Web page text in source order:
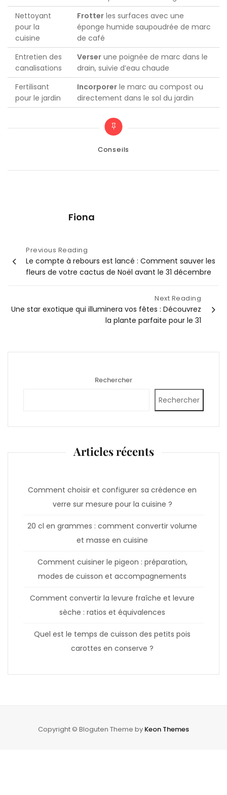
Nettoyant
pour la
cuisine
Frotter les surfaces avec une
éponge humide saupoudrée de marc
de café
Entretien des
canalisations
Verser une poignée de marc dans le
drain, suivie d’eau chaude
Fertilisant
pour le jardin
Incorporer le marc au compost ou
directement dans le sol du jardin
Categories
Conseils
Fiona
Navigation
de
l’article
Previous Reading
Le compte à rebours est lancé : Comment sauver les
fleurs de votre cactus de Noël avant le 31 décembre
Next Reading
Une star exotique qui illuminera vos fêtes : Découvrez
la plante parfaite pour le 31
Rechercher
Rechercher
Articles récents
Comment choisir et configurer sa crédence en
verre sur mesure pour la cuisine ?
20 cl en grammes : comment convertir volume
et masse en cuisine
Comment cuisiner le pigeon : préparation,
modes de cuisson et accompagnements
Comment convertir la levure fraîche et levure
sèche : ratios et équivalences
Quel est le temps de cuisson des petits pois
carottes en conserve ?
Copyright © Bloguten Theme by Keon Themes